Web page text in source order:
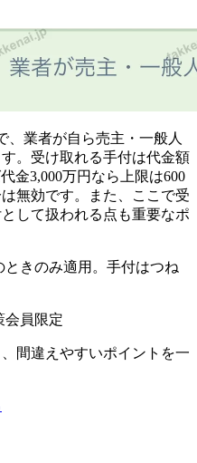
、業者が自ら売主・一般人
。受け取れる手付は代金額
金3,000万円なら上限は600
無効です。また、ここで受
して扱われる点も重要なポ
きのみ適用。手付はつね
会員限定
間違えやすいポイントを一